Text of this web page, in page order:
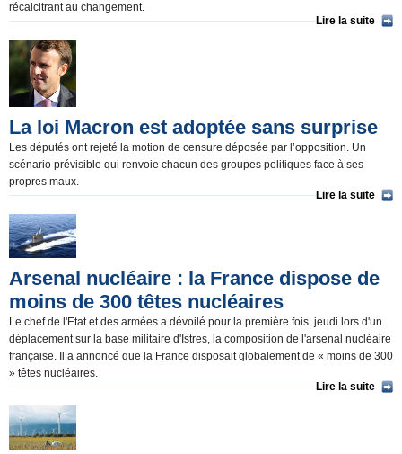
récalcitrant au changement.
Lire la suite
La loi Macron est adoptée sans surprise
Les députés ont rejeté la motion de censure déposée par l’opposition. Un
scénario prévisible qui renvoie chacun des groupes politiques face à ses
propres maux.
Lire la suite
Arsenal nucléaire : la France dispose de
moins de 300 têtes nucléaires
Le chef de l'Etat et des armées a dévoilé pour la première fois, jeudi lors d'un
déplacement sur la base militaire d'Istres, la composition de l'arsenal nucléaire
française. Il a annoncé que la France disposait globalement de « moins de 300
» têtes nucléaires.
Lire la suite